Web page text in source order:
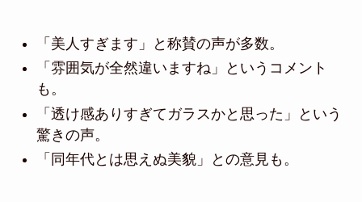
「美人すぎます」と称賛の声が多数。
「雰囲気が全然違いますね」というコメント
も。
「透け感ありすぎてガラスかと思った」という
驚きの声。
「同年代とは思えぬ美貌」との意見も。